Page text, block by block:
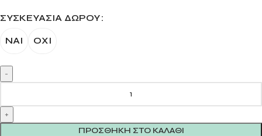
ΣΥΣΚΕΥΑΣΊΑ ΔΏΡΟΥ
ΝΑΙ ΟΧΙ
ΠΡΟΣΘΉΚΗ ΣΤΟ ΚΑΛΆΘΙ